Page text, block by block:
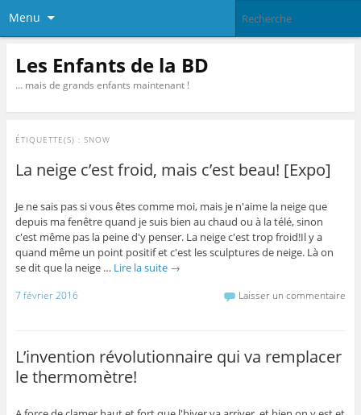
Menu
Les Enfants de la BD
… mais de grands enfants maintenant !
ÉTIQUETTE(S) : SNOW
La neige c’est froid, mais c’est beau! [Expo]
Je ne sais pas si vous êtes comme moi, mais je n'aime la neige que
depuis ma fenêtre quand je suis bien au chaud ou à la télé, sinon
c'est même pas la peine d'y penser. La neige c'est trop froid!Il y a
quand même un point positif et c'est les sculptures de neige. Là on
se dit que la neige … Lire la suite →
7 février 2016 Laisser un commentaire
L’invention révolutionnaire qui va remplacer
le thermomètre!